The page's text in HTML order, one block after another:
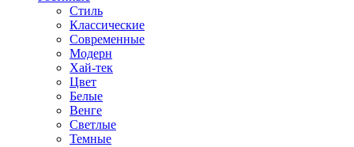
Стиль
Классические
Современные
Модерн
Хай-тек
Цвет
Белые
Венге
Светлые
Темные